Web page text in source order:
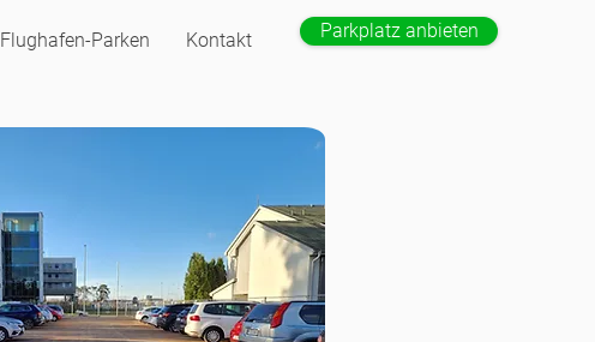
Flughafen-Parken Kontakt Parkplatz anbieten